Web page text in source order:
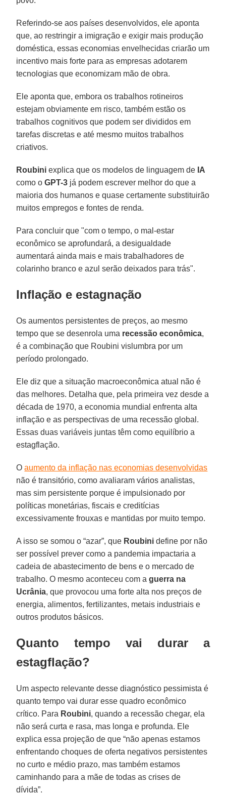
Referindo-se aos países desenvolvidos, ele aponta
que, ao restringir a imigração e exigir mais produção
doméstica, essas economias envelhecidas criarão um
incentivo mais forte para as empresas adotarem
tecnologias que economizam mão de obra.
Ele aponta que, embora os trabalhos rotineiros
estejam obviamente em risco, também estão os
trabalhos cognitivos que podem ser divididos em
tarefas discretas e até mesmo muitos trabalhos
criativos.
Roubini explica que os modelos de linguagem de IA
como oGPT-3 já podem escrever melhor do que a
maioria dos humanos e quase certamente substituirão
muitos empregos e fontes de renda.
Para concluir que "com o tempo, o mal-estar
econômico se aprofundará, a desigualdade
aumentará ainda mais e mais trabalhadores de
colarinho branco e azul serão deixados para trás".
Inflação e estagnação
Os aumentos persistentes de preços, ao mesmo
tempo que se desenrola uma recessão econômica,
é a combinação que Roubini vislumbra por um
período prolongado.
Ele diz que a situação macroeconômica atual não é
das melhores. Detalha que, pela primeira vez desde a
década de 1970, a economia mundial enfrenta alta
inflação e as perspectivas de uma recessão global.
Essas duas variáveis ​​juntas têm como equilíbrio a
estagflação.
Oaumento da inflação nas economias desenvolvidas
não é transitório, como avaliaram vários analistas,
mas sim persistente porque é impulsionado por
políticas monetárias, fiscais e creditícias
excessivamente frouxas e mantidas por muito tempo.
A isso se somou o “azar”, que Roubini define por não
ser possível prever como a pandemia impactaria a
cadeia de abastecimento de bens e o mercado de
trabalho. O mesmo aconteceu com aguerra na
Ucrânia, que provocou uma forte alta nos preços de
energia, alimentos, fertilizantes, metais industriais e
outros produtos básicos.
Quanto tempo vai durar a
estagflação?
Um aspecto relevante desse diagnóstico pessimista é
quanto tempo vai durar esse quadro econômico
crítico. Para Roubini, quando a recessão chegar, ela
não será curta e rasa, mas longa e profunda. Ele
explica essa projeção de que “não apenas estamos
enfrentando choques de oferta negativos persistentes
no curto e médio prazo, mas também estamos
caminhando para a mãe de todas as crises de
dívida”.